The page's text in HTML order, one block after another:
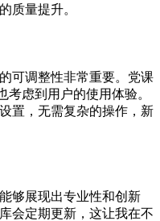
质量提升。
可调整性非常重要。党课
考虑到用户的使用体验。
置，无需复杂的操作，新
够展现出专业性和创新
会定期更新，这让我在不